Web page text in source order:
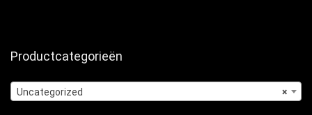
Productcategorieën
×
Uncategorized